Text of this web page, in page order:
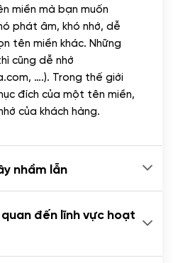
miền mà bạn muốn
phát âm, khó nhớ, dễ
tên miền khác. Những
cũng dễ nhớ
….). Trong thế giới
đích của một tên miền,
của khách hàng.
nhầm lẫn
đến lĩnh vực hoạt